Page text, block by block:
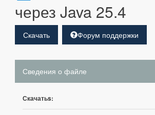
через Java 25.4
Скачать Форум поддержки
Сведения о файле
Скачатьs: